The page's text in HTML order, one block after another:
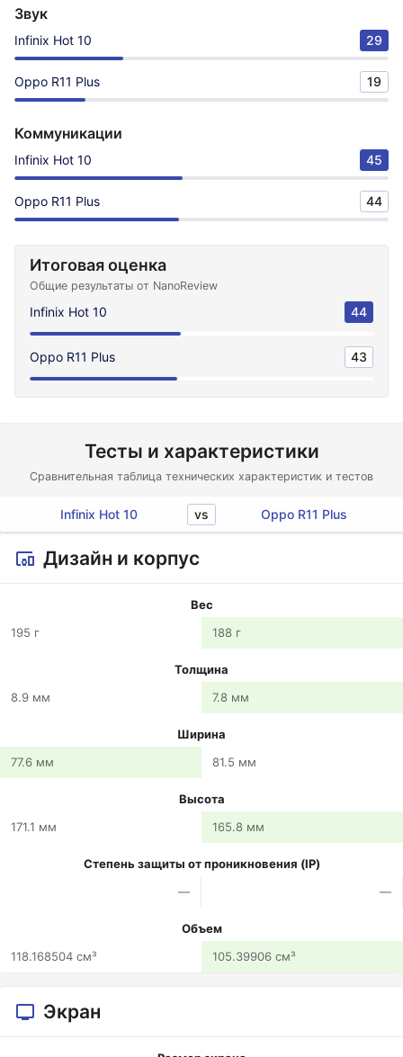
Звук
Infinix Hot 10 29
Oppo R11 Plus 19
Коммуникации
Infinix Hot 10 45
Oppo R11 Plus 44
Итоговая оценка
Общие результаты от NanoReview
Infinix Hot 10 44
Oppo R11 Plus 43
Тесты и характеристики
Сравнительная таблица технических характеристик и тестов
Infinix Hot 10 vs Oppo R11 Plus
Дизайн и корпус
Вес
195 г
188 г
Толщина
8.9 мм
7.8 мм
Ширина
77.6 мм
81.5 мм
Высота
171.1 мм
165.8 мм
Степень защиты от проникновения (IP)
—
—
Объем
118.168504 см³
105.39906 см³
Экран